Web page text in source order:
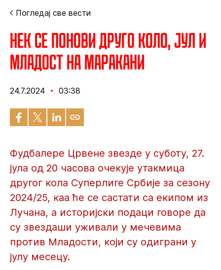
Погледај све вести
Нек се понови друго коло, јул и
Младост на Маракани
24.7.2024 03:38
Фудбалере Црвене звезде у суботу, 27.
јула од 20 часова очекује утакмица
другог кола Суперлиге Србије за сезону
2024/25, каа ће се састати са екипом из
Лучана, а историјски подаци говоре да
су звездаши уживали у мечевима
против Младости, који су одиграни у
јулу месецу.